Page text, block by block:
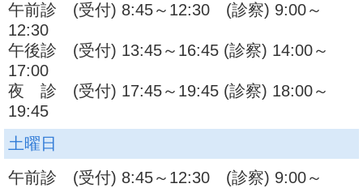
午前診 (受付) 8:45～12:30 (診察) 9:00～
12:30
午後診 (受付) 13:45～16:45 (診察) 14:00～
17:00
夜 診 (受付) 17:45～19:45 (診察) 18:00～
19:45
土曜日
午前診 (受付) 8:45～12:30 (診察) 9:00～